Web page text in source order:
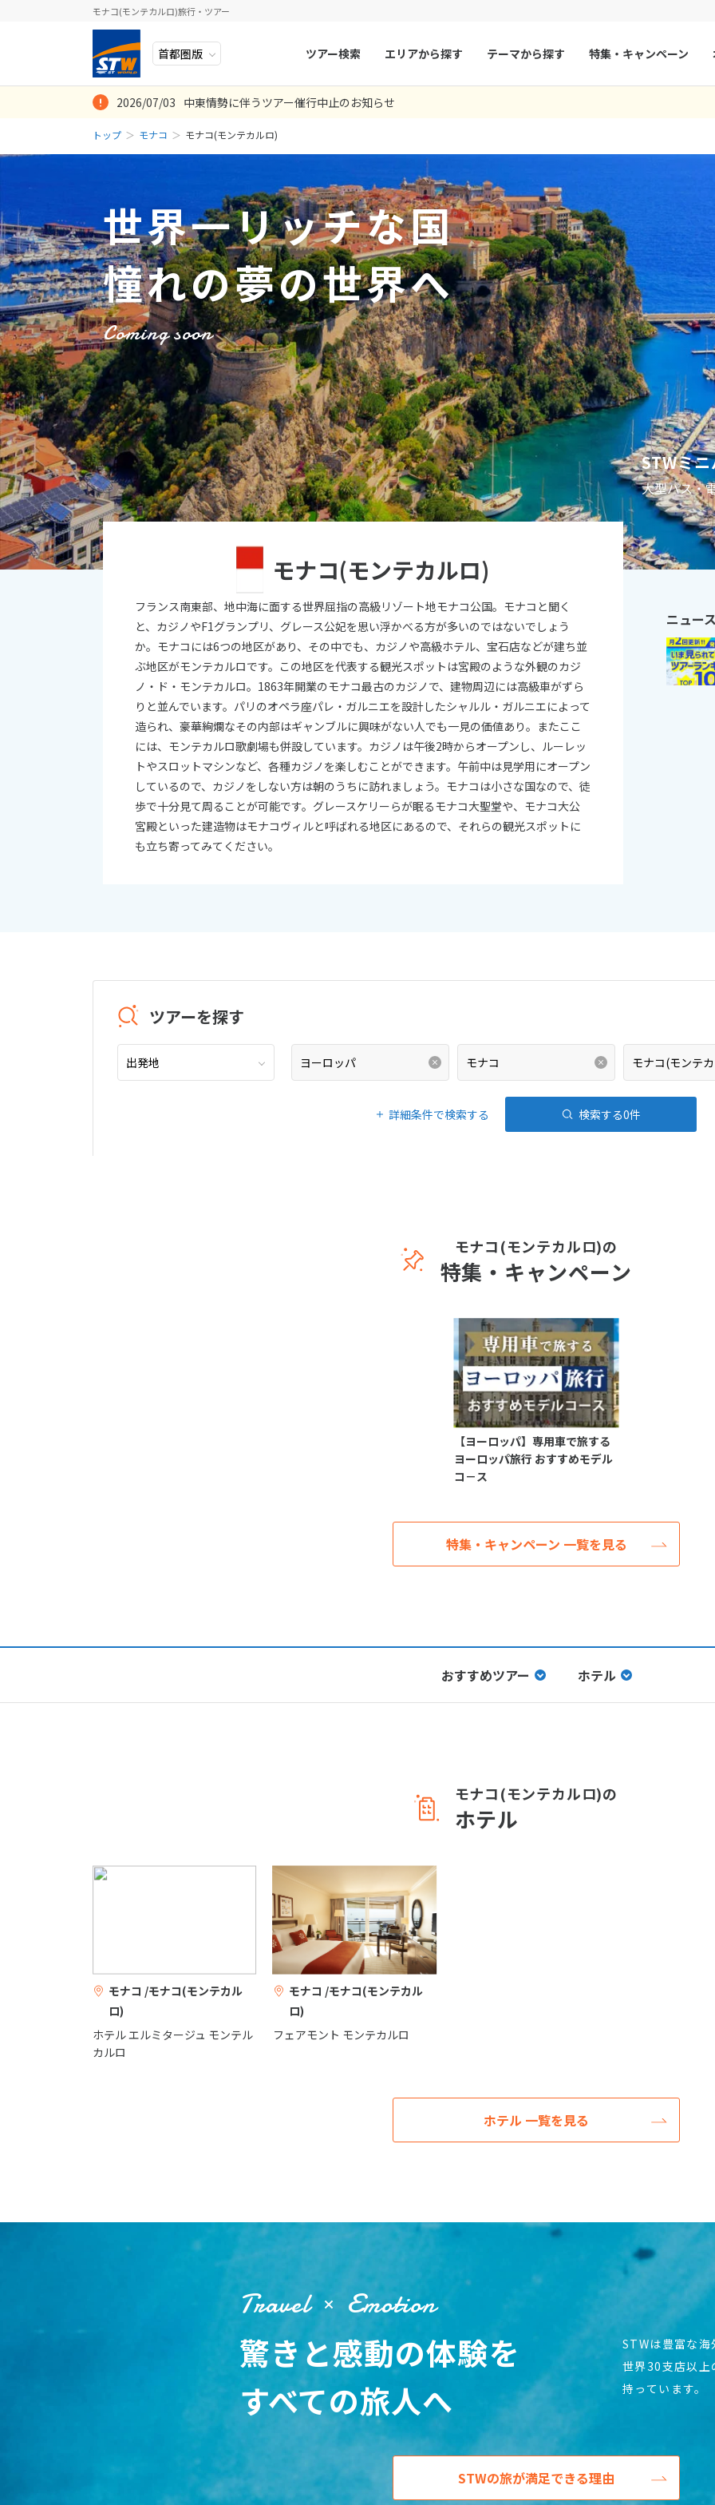
モナコ(モンテカルロ)旅行・ツアー
ツアー検索 エリアから探す
ヨーロッパ
中近東・トルコ
ロシア・中央アジア
アメリカ・カナダ
中南米・カリブ海
モルディブ・他インド洋
太平洋地域
オセアニア
ハワイ
イタリア
スイス
チェコ
ポーランド
スロヴァキア
アイスランド
スウェーデン
デンマーク
ノルウェー
ラトビア
リトアニア
ギリシャ
スロヴェニア
モンテネグロ
ブルガリア
北マケドニア
ボスニア・ヘルツェゴビナ セルビア
テーマから探す
人気のテーマ
お得な旅
秋旅
特集・キャンペーン
2026/07/03 中東情勢に伴うツアー催行中止のお知らせ
トップ モナコ モナコ(モンテカルロ)
世界一リッチな国
憧れの夢の世界へ
Coming soon
STWミ
大型バス・
モナコ(モンテカルロ)
フランス南東部、地中海に面する世界屈指の高級リゾート地モナコ公国。モナコと聞く
と、カジノやF1グランプリ、グレース公妃を思い浮かべる方が多いのではないでしょう
か。モナコには6つの地区があり、その中でも、カジノや高級ホテル、宝石店などが建ち並
ぶ地区がモンテカルロです。この地区を代表する観光スポットは宮殿のような外観のカジ
ノ・ド・モンテカルロ。1863年開業のモナコ最古のカジノで、建物周辺には高級車がずら
りと並んでいます。パリのオペラ座パレ・ガルニエを設計したシャルル・ガルニエによって
造られ、豪華絢爛なその内部はギャンブルに興味がない人でも一見の価値あり。またここ
には、モンテカルロ歌劇場も併設しています。カジノは午後2時からオープンし、ルーレッ
トやスロットマシンなど、各種カジノを楽しむことができます。午前中は見学用にオープン
しているので、カジノをしない方は朝のうちに訪れましょう。モナコは小さな国なので、徒
歩で十分見て周ることが可能です。グレースケリーらが眠るモナコ大聖堂や、モナコ大公
宮殿といった建造物はモナコヴィルと呼ばれる地区にあるので、それらの観光スポットに
も立ち寄ってみてください。
ニュー
ツアーを探す
日 月 火 水 木 金
土
1
2
3 4 5 6 7
8
9
10 11 12 13 14
15
16
17 18 19 20 21
22
23
24 25 26 27 28
29
30
31
6
7
13
14 15
17
20
21 22 23
24
27
28 29 30
2026年10月 10月未定
日 月 火 水 木 金
土
1
2
3
4
5 6 7 8 9
10
11
12 13 14 15 16
17
25
26 27 28 29 30
2026年11月
日 火 水
木
3 4
5
9 10 11
12
15
16 17 18
19
24
26
詳細条件で検索する 検索する0件
モナコ(モンテカルロ)の
特集・キャンペーン
【ヨーロッパ】専用車で旅する
ヨーロッパ旅行 おすすめモデル
コ－ス
特集・キャンペーン 一覧を見る
おすすめツアー ホテル
モナコ(モンテカルロ)の
ホテル
モナコ /モナコ(モンテカル
ロ)
ホテル エルミタージュ モンテル
カルロ
モナコ /モナコ(モンテカル
ロ)
フェアモント モンテカルロ
ホテル 一覧を見る
Travel Emotion
驚きと感動の体験を
すべての旅人へ
STWは豊富な
世界30支店以
持っています。
STWの旅が満足できる理由